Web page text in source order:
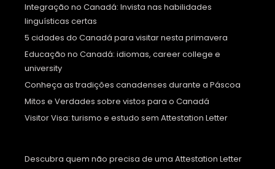
Integração no Canadá: Invista nas habilidades
linguísticas certas
5 cidades do Canadá para visitar nesta primavera
Educação no Canadá: idiomas, career college e
university
Conheça as tradições canadenses durante a Páscoa
Mitos e Verdades sobre vistos para o Canadá
Visitor Visa: turismo e estudo sem Attestation Letter
Descubra quem não precisa de uma Attestation Letter